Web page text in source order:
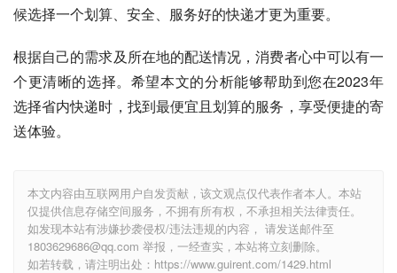
候选择一个划算、安全、服务好的快递才更为重要。
根据自己的需求及所在地的配送情况，消费者心中可以有一
个更清晰的选择。希望本文的分析能够帮助到您在2023年
选择省内快递时，找到最便宜且划算的服务，享受便捷的寄
送体验。
本文内容由互联网用户自发贡献，该文观点仅代表作者本人。本站
仅提供信息存储空间服务，不拥有所有权，不承担相关法律责任。
如发现本站有涉嫌抄袭侵权/违法违规的内容， 请发送邮件至
1803629686@qq.com 举报，一经查实，本站将立刻删除。
如若转载，请注明出处：https://www.guirent.com/1429.html